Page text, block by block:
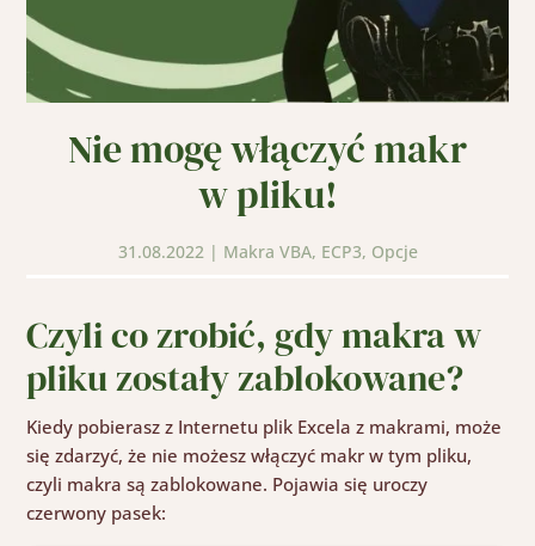
Nie mogę włączyć makr
w pliku!
31.08.2022| Makra VBA, ECP3, Opcje
Czyli co zrobić, gdy makra w
pliku zostały zablokowane?
Kiedy pobierasz z Internetu plik Excela z makrami, może
się zdarzyć, że nie możesz włączyć makr w tym pliku,
czyli makra są zablokowane. Pojawia się uroczy
czerwony pasek: